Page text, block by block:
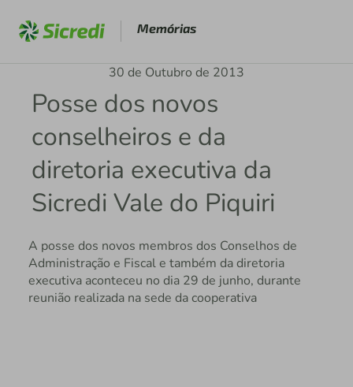
Memórias
30 de Outubro de 2013
Posse dos novos
conselheiros e da
diretoria executiva da
Sicredi Vale do Piquiri
A posse dos novos membros dos Conselhos de
Administração e Fiscal e também da diretoria
executiva aconteceu no dia 29 de junho, durante
reunião realizada na sede da cooperativa